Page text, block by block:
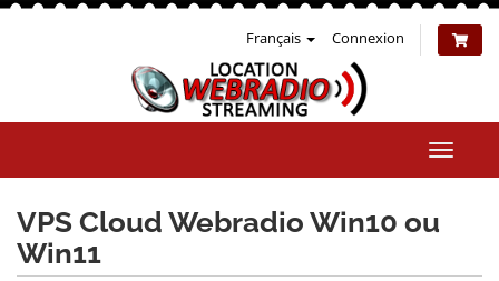
Français Connexion
la
VPS Cloud Webradio Win10 ou
Win11